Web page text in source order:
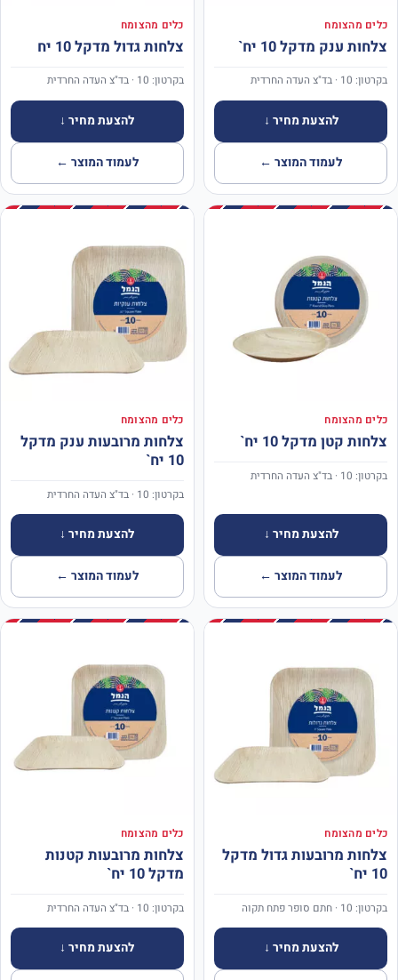
כלים מהצומח
צלחות ענק מדקל 10 יח`
בקרטון: 10 · בד"צ העדה החרדית
להצעת מחיר ↓
לעמוד המוצר ←
כלים מהצומח
צלחות גדול מדקל 10 יח
בקרטון: 10 · בד"צ העדה החרדית
להצעת מחיר ↓
לעמוד המוצר ←
כלים מהצומח
צלחות קטן מדקל 10 יח`
בקרטון: 10 · בד"צ העדה החרדית
להצעת מחיר ↓
לעמוד המוצר ←
כלים מהצומח
צלחות מרובעות ענק מדקל
10 יח`
בקרטון: 10 · בד"צ העדה החרדית
להצעת מחיר ↓
לעמוד המוצר ←
כלים מהצומח
צלחות מרובעות גדול מדקל
10 יח`
בקרטון: 10 · חתם סופר פתח תקוה
להצעת מחיר ↓
כלים מהצומח
צלחות מרובעות קטנות
מדקל 10 יח`
בקרטון: 10 · בד"צ העדה החרדית
להצעת מחיר ↓